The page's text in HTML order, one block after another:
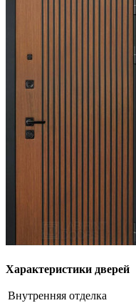
Характеристики дверей
Внутренняя отделка